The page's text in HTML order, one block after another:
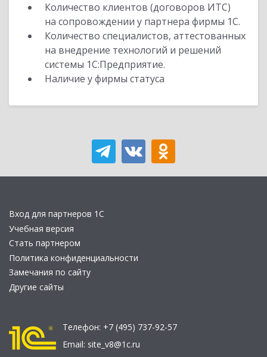
Количество клиентов (договоров ИТС)
на сопровождении у партнера фирмы 1С.
Количество специалистов, аттестованных
на внедрение технологий и решений
системы 1С:Предприятие.
Наличие у фирмы статуса
Вход для партнеров 1С
Учебная версия
Стать партнером
Политика конфиденциальности
Замечания по сайту
Другие сайты
Телефон: +7 (495) 737-92-57
Email: site_v8@1c.ru